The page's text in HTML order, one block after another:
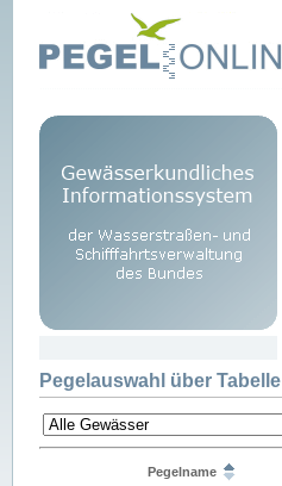
Pegelauswahl über Tabelle
Pegelname